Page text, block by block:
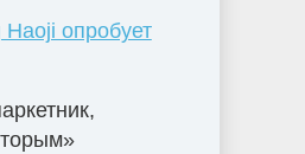
опробует